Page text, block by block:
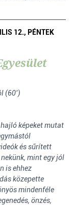
12., PÉNTEK
(60’)
képeket mutat
és sűrített
mint egy jól
is ehhez
közepette
mindenféle
önzés,